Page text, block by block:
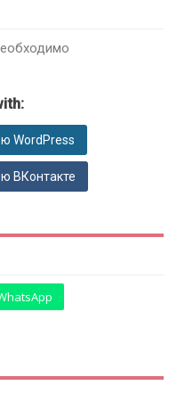
WordPress
ВКонтакте